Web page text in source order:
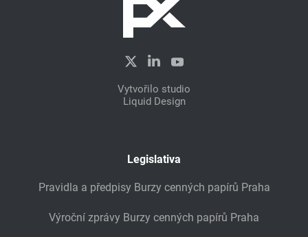
Vytvořilo studio
Liquid Design
Legislativa
Pravidla a předpisy Burzy cenných papírů Praha
Výroční zprávy Burzy cenných papírů Praha